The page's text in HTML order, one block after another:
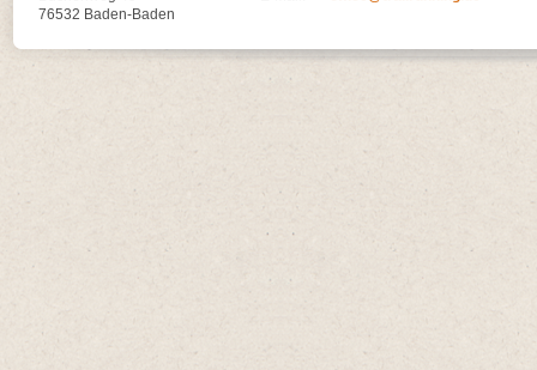
76532 Baden-Baden